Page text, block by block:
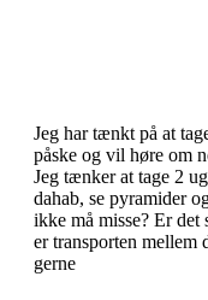
Jeg har tænkt på at
påske og vil høre om
Jeg tænker at tage 2
dahab, se pyramider
ikke må misse? Er det
er transporten mellem
gerne